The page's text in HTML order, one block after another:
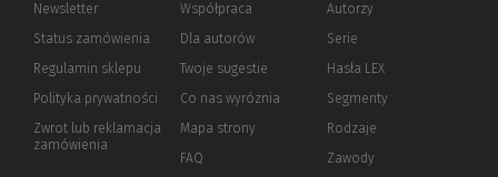
Newsletter
Status zamówienia
Regulamin sklepu
Polityka prywatności (Nowe
(Link
innej
Zwrot lub reklamacja
zamówienia
Współpraca
Dla autorów(Nowe
(Link
innej
strony)
Twoje sugestie
Co nas wyróżnia
Mapa strony
FAQ
Autorzy
Serie
Hasła LEX
Segmenty
Rodzaje
Zawody